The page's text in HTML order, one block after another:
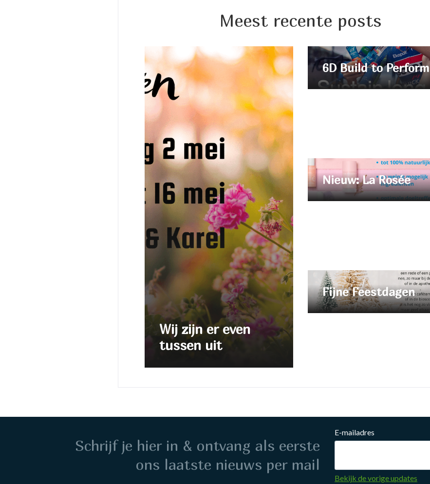
Meest recente posts
Wij zijn er even
tussen uit
6D Build to Perform
Nieuw: La Rosée
Fijne Feestdagen
Schrijf je hier in & ontvang als eerste
ons laatste nieuws per mail
E-mailadres
Bekijk de vorige updates